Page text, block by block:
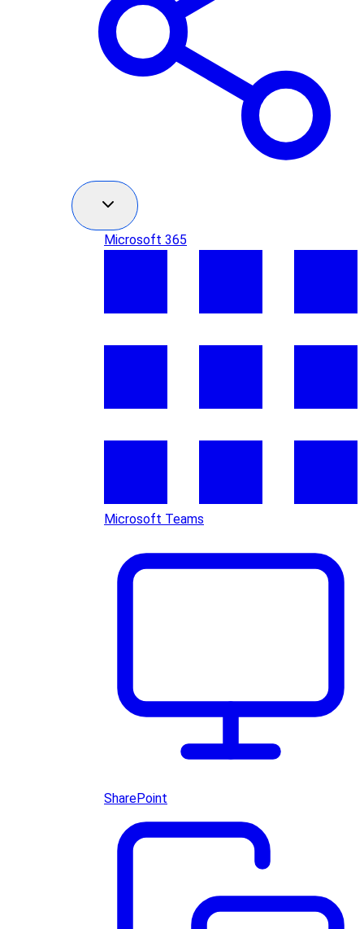
Microsoft 365
Microsoft Teams
SharePoint